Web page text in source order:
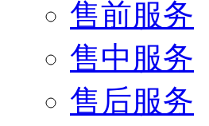
售前服务
售中服务
售后服务